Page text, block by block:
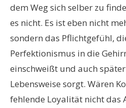
dem Weg sich selber zu
es nicht. Es ist eben nicht
sondern das Pflichtgefühl,
Perfektionismus in die
einschweißt und auch
Lebensweise sorgt. Wären
fehlende Loyalität nicht das